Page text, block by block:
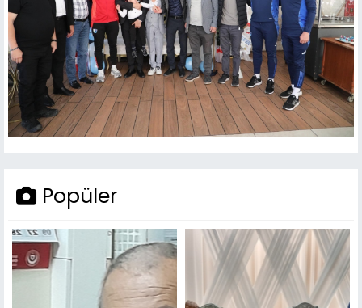
Popüler